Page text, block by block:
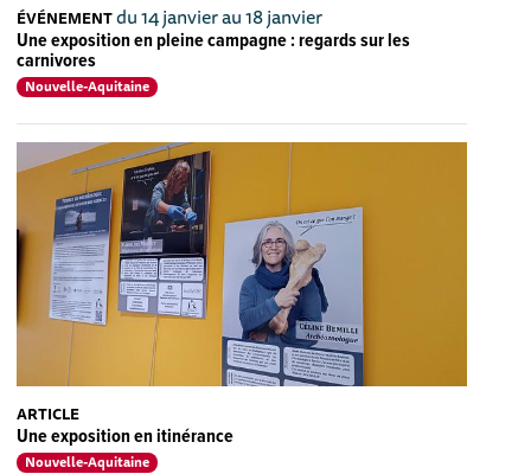
ÉVÉNEMENTdu 14 janvier au 18 janvier
Une exposition en pleine campagne : regards sur les
carnivores
Nouvelle-Aquitaine
ARTICLE
Une exposition en itinérance
Nouvelle-Aquitaine